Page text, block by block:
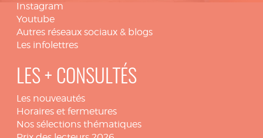
Instagram
Youtube
Autres réseaux sociaux & blogs
Les infolettres
LES + CONSULTÉS
Les nouveautés
Horaires et fermetures
Nos sélections thématiques